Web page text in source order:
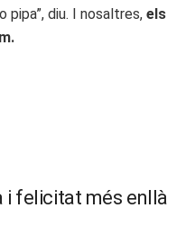
pipa”, diu. I nosaltres, els
i felicitat més enllà